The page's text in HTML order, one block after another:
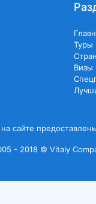
Туры
Визы
сайте
- 2018 © Vitaly